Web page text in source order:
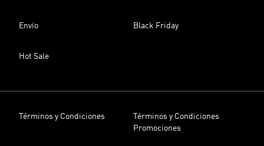
Envío Black Friday
Hot Sale
Términos y Condiciones
Términos y Condiciones
Promociones